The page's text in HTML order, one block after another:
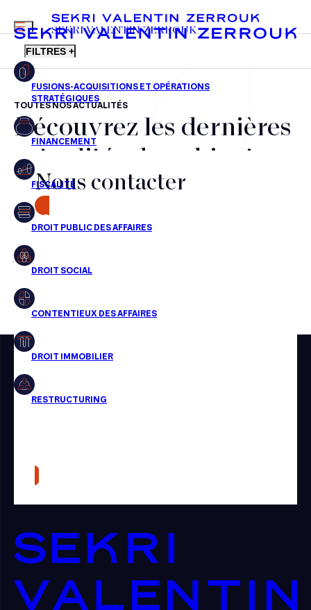
FR EN
MENU
SEKRI VALENTIN ZERROUK
FILTRES +
Fusions-acquisitions et opérations stratégiques
Financement
Fiscalité
Droit public des affaires
Droit social
Droit immobilier
Restructuring
Presse
TOUTES NOS ACTUALITÉS
Découvrez les dernières
actualités du cabinet,
nos récompenses et nos
transactions, jour après
jour
Aucun résultats pour cette recherche
Nous contacter